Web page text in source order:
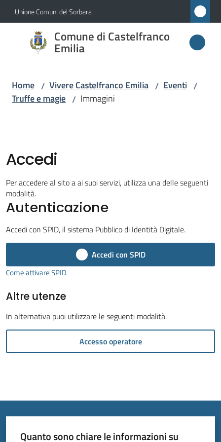
Vai al contenuto
Vai alla navigazione
Vai al footer
Unione Comuni del Sorbara
Comune di Castelfranco
Emilia
Comune di
Castelfranco
Amministrazione
Servizi
Vivere
Castelfranco
Menu selezionato
gli
Seguici
Home / Vivere Castelfranco Emilia / Eventi /
Truffe e magie / Immagini
Accedi
Per accedere al sito a ai suoi servizi, utilizza una delle seguenti
modalità.
Autenticazione
Accedi con SPID, il sistema Pubblico di Identità Digitale.
Accedi con SPID
Come attivare SPID
Altre utenze
In alternativa puoi utilizzare le seguenti modalità.
Accesso operatore
Quanto sono chiare le informazioni su